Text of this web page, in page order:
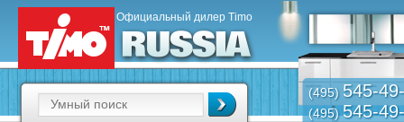
Официальный дилер Timo
(495) 545-
(495)545-